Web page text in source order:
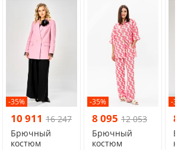
-35%
10 911 16 247
Брючный
костюм
-35%
8 095 12 053
Брючный
костюм
-